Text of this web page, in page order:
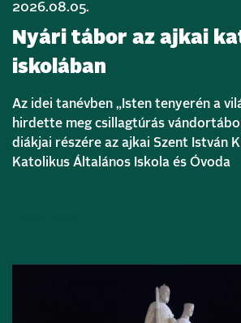
2026.08.05.
Nyári tábor az ajkai
iskolában
Az idei tanévben „Isten tenyerén a
hirdette meg csillagtúrás
diákjai részére az ajkai Szent István
Katolikus Általános Iskola és Óvoda